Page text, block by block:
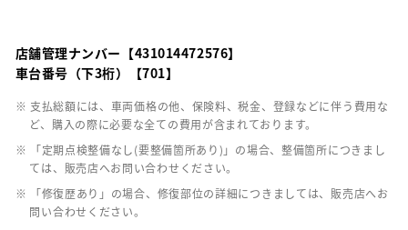
店舗管理ナンバー【431014472576】
車台番号（下3桁）【701】
※ 支払総額には、車両価格の他、保険料、税金、登録などに伴う費用な
ど、購入の際に必要な全ての費用が含まれております。
※ 「定期点検整備なし(要整備箇所あり)」の場合、整備箇所につきまし
ては、販売店へお問い合わせください。
※ 「修復歴あり」の場合、修復部位の詳細につきましては、販売店へお
問い合わせください。